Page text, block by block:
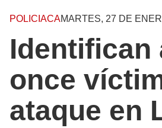
POLICIACAMARTES, 27 DE
Identifican
once
ataque en